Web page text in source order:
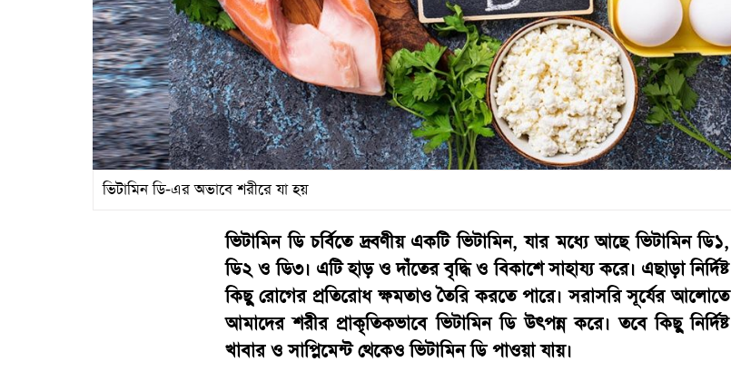
ভিটামিন ডি-এর অভাবে শরীরে যা হয়
ভিটামিন ডি চর্বিতে দ্রবণীয় একটি ভিটামিন, যার মধ্যে আছে ভিটামিন ডি১,
ডি২ ও ডি৩। এটি হাড় ও দাঁতের বৃদ্ধি ও বিকাশে সাহায্য করে। এছাড়া নির্দিষ্ট
কিছু রোগের প্রতিরোধ ক্ষমতাও তৈরি করতে পারে। সরাসরি সূর্যের আলোতে
আমাদের শরীর প্রাকৃতিকভাবে ভিটামিন ডি উৎপন্ন করে। তবে কিছু নির্দিষ্ট
খাবার ও সাপ্লিমেন্ট থেকেও ভিটামিন ডি পাওয়া যায়।